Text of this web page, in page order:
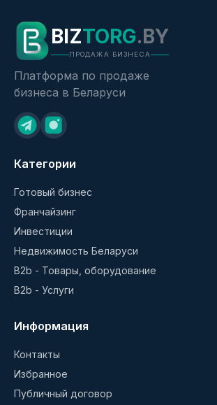
BIZTORG.BY
ПРОДАЖА БИЗНЕСА
Платформа по продаже
бизнеса в Беларуси
Категории
Готовый бизнес
Франчайзинг
Инвестиции
Недвижимость Беларуси
B2b - Товары, оборудование
B2b - Услуги
Информация
Контакты
Избранное
Публичный договор